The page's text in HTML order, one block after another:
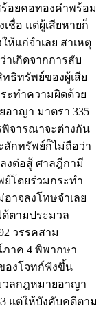
ร้อยคอทองคำพร้อม
ชื่อ แต่ผู้เสียหายก็
ห้แก่จำเลย สาเหตุ
าเกิดจากการสับ
ธิทรัพย์ของผู้เสีย
ะทำความผิดด้วย
าญา มาตรา 335
พิจารณาจะต่างกัน
ลักทรัพย์ก็ไม่ถือว่า
งต่อสู้ ศาลฎีกามี
ย์โดยร่วมกระทำ
าจลงโทษจำเลย
ตามประมวล
วรรคสาม
ภาค 4 พิพากษา
องโจทก์ฟังขึ้น
วลกฎหมายอาญา
แต่ให้บังคับคดีตาม